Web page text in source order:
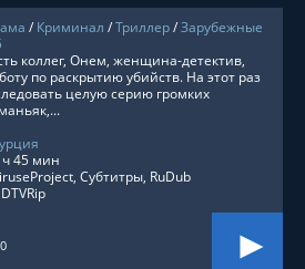
/ Криминал /Триллер/Зарубежные
0
коллег, Онем, женщина-детектив,
по раскрытию убийств. На этот раз
целую серию громких
ч 45 мин
Субтитры, RuDub